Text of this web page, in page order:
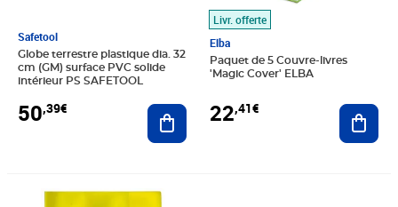
Safetool
Globe terrestre plastique dia. 32
cm (GM) surface PVC solide
intérieur PS SAFETOOL
50,39€ Ajouter au panier
Livr. offerte
Elba
Paquet de 5 Couvre-livres
'Magic Cover' ELBA
22,41€
Prix 1,79€